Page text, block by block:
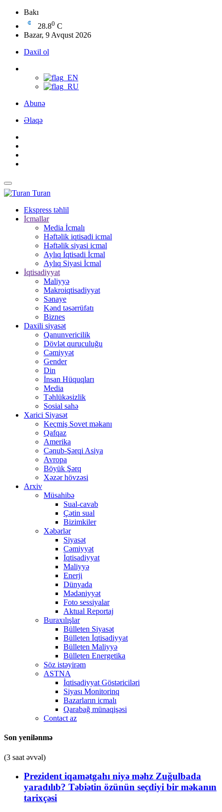
Bakı
28.80 C
Bazar, 9 Avqust 2026
Daxil ol
Abunə
Əlaqə
Turan
Ekspress təhlil
İcmallar
Media İcmalı
Həftəlik iqtisadi icmal
Həftəlik siyasi icmal
Aylıq İqtisadi İcmal
Aylıq Siyasi İcmal
İqtisadiyyat
Maliyyə
Makroiqtisadiyyat
Sənaye
Kənd təsərrüfatı
Biznes
Daxili siyasət
Qanunvericilik
Dövlət quruculuğu
Cəmiyyət
Gender
Din
İnsan Hüquqları
Media
Təhlükəsizlik
Sosial sahə
Xarici Siyasət
Keçmiş Sovet məkanı
Qafqaz
Amerika
Cənub-Şərqi Asiya
Avropa
Böyük Şərq
Xəzər hövzəsi
Arxiv
Müsahibə
Sual-cavab
Çətin sual
Bizimkiler
Xəbərlər
Siyasət
Cəmiyyət
İqtisadiyyat
Maliyyə
Enerji
Dünyada
Mədəniyyət
Foto sessiyalar
Aktual Reportaj
Buraxılışlar
Bülleten Siyasət
Bülleten İqtisadiyyat
Bülleten Maliyyə
Bülleten Energetika
Söz istəyirəm
ASTNA
İqtisadiyyat Göstəriciləri
Siyası Monitorinq
Bazarların icmalı
Qarabağ münaqişəsi
Contact az
Son yenilənmə
(3 saat əvvəl)
Prezident iqamətgahı niyə məhz Zuğulbada
yaradılıb? Təbiətin özünün seçdiyi bir məkanın
tarixçəsi